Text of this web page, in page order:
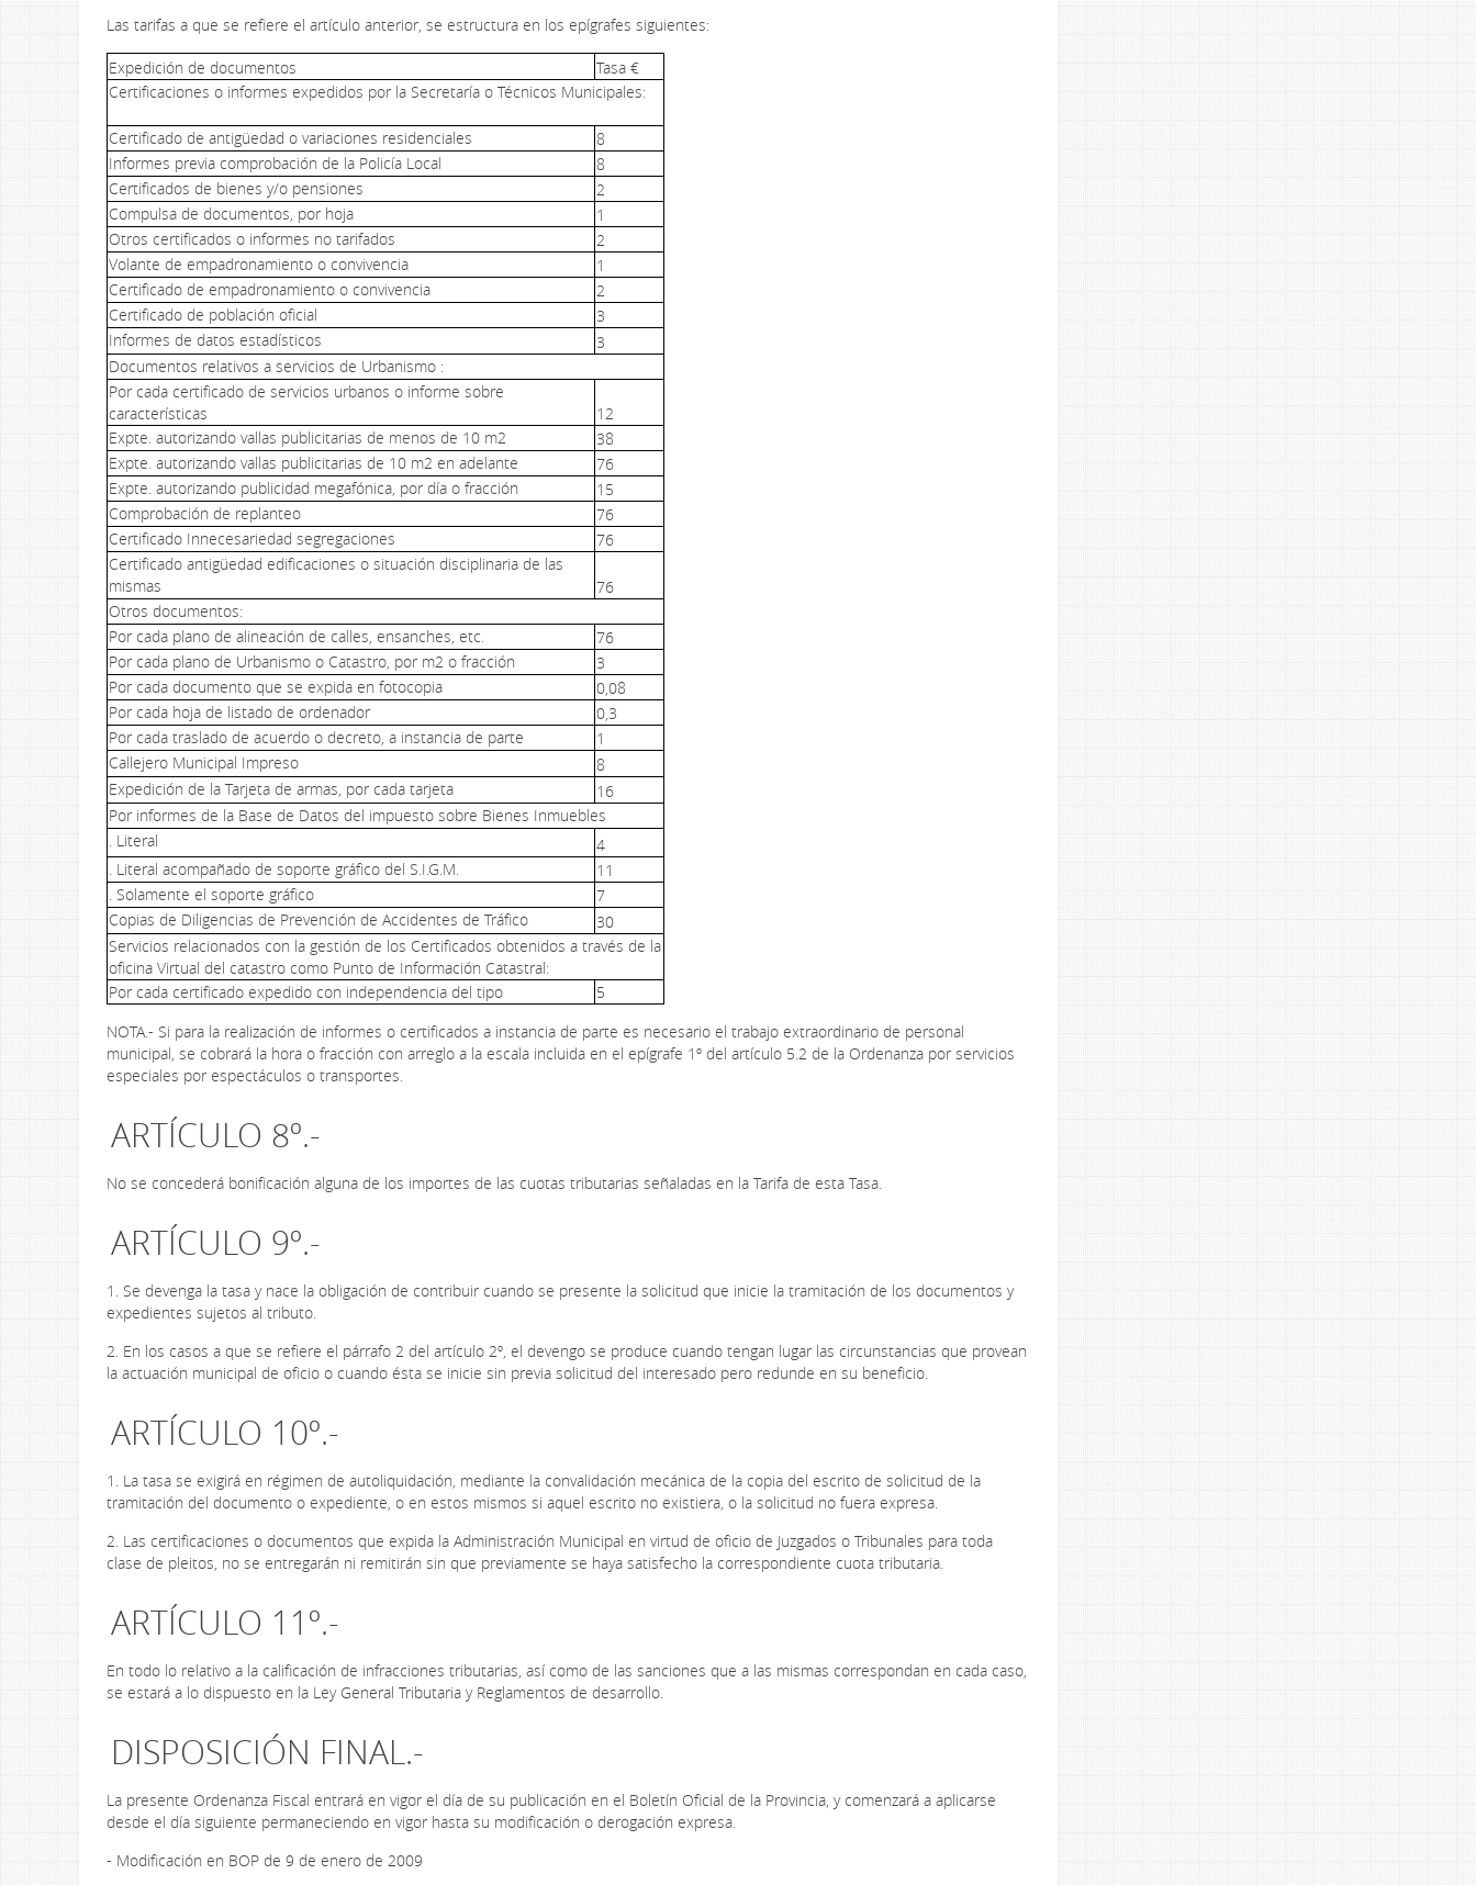
Las tarifas a que se refiere el artículo anterior, se estructura en los epígrafes siguientes:
Expedición de documentos
Tasa €
Certificaciones o informes expedidos por la Secretaría o Técnicos Municipales:
Certificado de antigüedad o variaciones residenciales
8
Informes previa comprobación de la Policía Local
8
Certificados de bienes y/o pensiones
2
Compulsa de documentos, por hoja
1
Otros certificados o informes no tarifados
2
Volante de empadronamiento o convivencia
1
Certificado de empadronamiento o convivencia
2
Certificado de población oficial
3
Informes de datos estadísticos
3
Documentos relativos a servicios de Urbanismo :
Por cada certificado de servicios urbanos o informe sobre
características
12
Expte. autorizando vallas publicitarias de menos de 10 m2
38
Expte. autorizando vallas publicitarias de 10 m2 en adelante
76
Expte. autorizando publicidad megafónica, por día o fracción
15
Comprobación de replanteo
76
Certificado Innecesariedad segregaciones
76
Certificado antigüedad edificaciones o situación disciplinaria de las
mismas
76
Otros documentos:
Por cada plano de alineación de calles, ensanches, etc.
76
Por cada plano de Urbanismo o Catastro, por m2 o fracción
3
Por cada documento que se expida en fotocopia
0,08
Por cada hoja de listado de ordenador
0,3
Por cada traslado de acuerdo o decreto, a instancia de parte
1
Callejero Municipal Impreso
8
Expedición de la Tarjeta de armas, por cada tarjeta
16
Por informes de la Base de Datos del impuesto sobre Bienes Inmuebles
. Literal
4
. Literal acompañado de soporte gráfico del S.I.G.M.
11
. Solamente el soporte gráfico
7
Copias de Diligencias de Prevención de Accidentes de Tráfico
30
Servicios relacionados con la gestión de los Certificados obtenidos a través de la
oficina Virtual del catastro como Punto de Información Catastral:
Por cada certificado expedido con independencia del tipo
5
NOTA.- Si para la realización de informes o certificados a instancia de parte es necesario el trabajo extraordinario de personal
municipal, se cobrará la hora o fracción con arreglo a la escala incluida en el epígrafe 1º del artículo 5.2 de la Ordenanza por servicios
especiales por espectáculos o transportes.
ARTÍCULO 8º.-
No se concederá bonificación alguna de los importes de las cuotas tributarias señaladas en la Tarifa de esta Tasa.
ARTÍCULO 9º.-
1. Se devenga la tasa y nace la obligación de contribuir cuando se presente la solicitud que inicie la tramitación de los documentos y
expedientes sujetos al tributo.
2. En los casos a que se refiere el párrafo 2 del artículo 2º, el devengo se produce cuando tengan lugar las circunstancias que provean
la actuación municipal de oficio o cuando ésta se inicie sin previa solicitud del interesado pero redunde en su beneficio.
ARTÍCULO 10º.-
1. La tasa se exigirá en régimen de autoliquidación, mediante la convalidación mecánica de la copia del escrito de solicitud de la
tramitación del documento o expediente, o en estos mismos si aquel escrito no existiera, o la solicitud no fuera expresa.
2. Las certificaciones o documentos que expida la Administración Municipal en virtud de oficio de Juzgados o Tribunales para toda
clase de pleitos, no se entregarán ni remitirán sin que previamente se haya satisfecho la correspondiente cuota tributaria.
ARTÍCULO 11º.-
En todo lo relativo a la calificación de infracciones tributarias, así como de las sanciones que a las mismas correspondan en cada caso,
se estará a lo dispuesto en la Ley General Tributaria y Reglamentos de desarrollo.
DISPOSICIÓN FINAL.-
La presente Ordenanza Fiscal entrará en vigor el día de su publicación en el Boletín Oficial de la Provincia, y comenzará a aplicarse
desde el día siguiente permaneciendo en vigor hasta su modificación o derogación expresa.
- Modificación en BOP de 9 de enero de 2009